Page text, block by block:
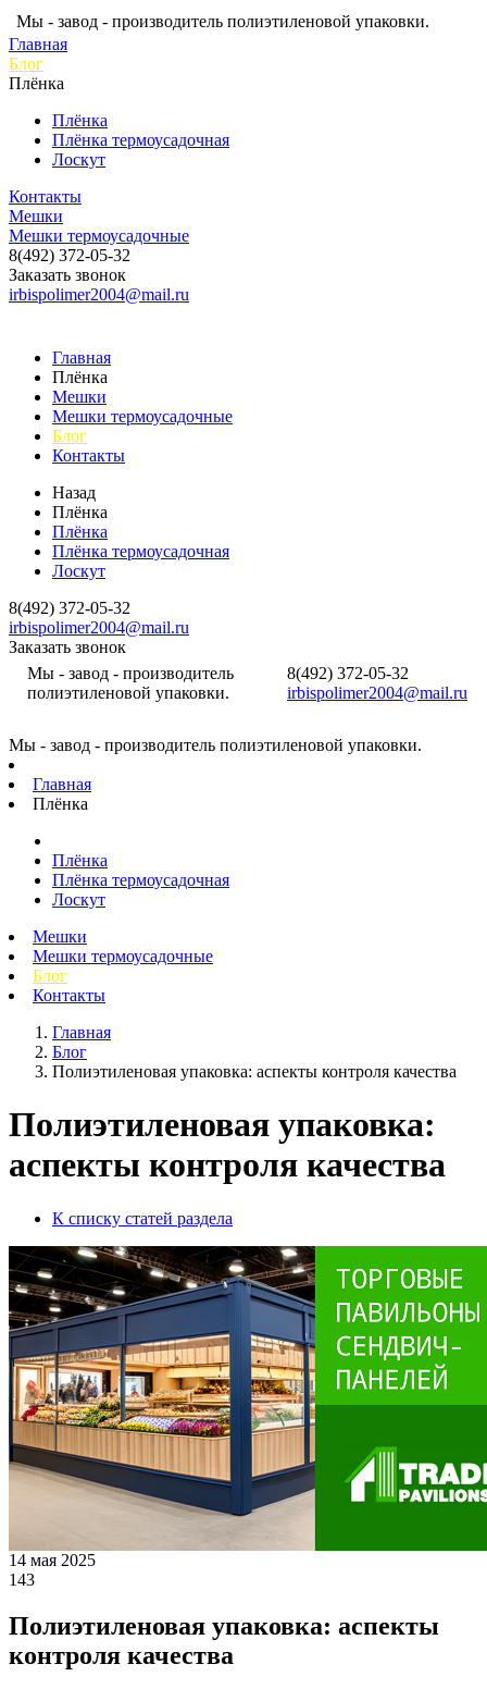
Мы - завод - производитель полиэтиленовой упаковки.
Главная
Блог
Плёнка
Плёнка
Плёнка термоусадочная
Лоскут
Контакты
Мешки
Мешки термоусадочные
8(492) 372-05-32
Заказать звонок
irbispolimer2004@mail.ru
Главная
Плёнка
Мешки
Мешки термоусадочные
Блог
Контакты
Назад
Плёнка
Плёнка
Плёнка термоусадочная
Лоскут
8(492) 372-05-32
irbispolimer2004@mail.ru
Заказать звонок
Мы - завод - производитель
полиэтиленовой упаковки.
8(492) 372-05-32
irbispolimer2004@mail.ru
Мы - завод - производитель полиэтиленовой упаковки.
Главная
Плёнка
Плёнка
Плёнка термоусадочная
Лоскут
Мешки
Мешки термоусадочные
Блог
Контакты
Главная
Блог
Полиэтиленовая упаковка: аспекты контроля качества
Полиэтиленовая упаковка:
аспекты контроля качества
К списку статей раздела
14 мая 2025
143
Полиэтиленовая упаковка: аспекты
контроля качества